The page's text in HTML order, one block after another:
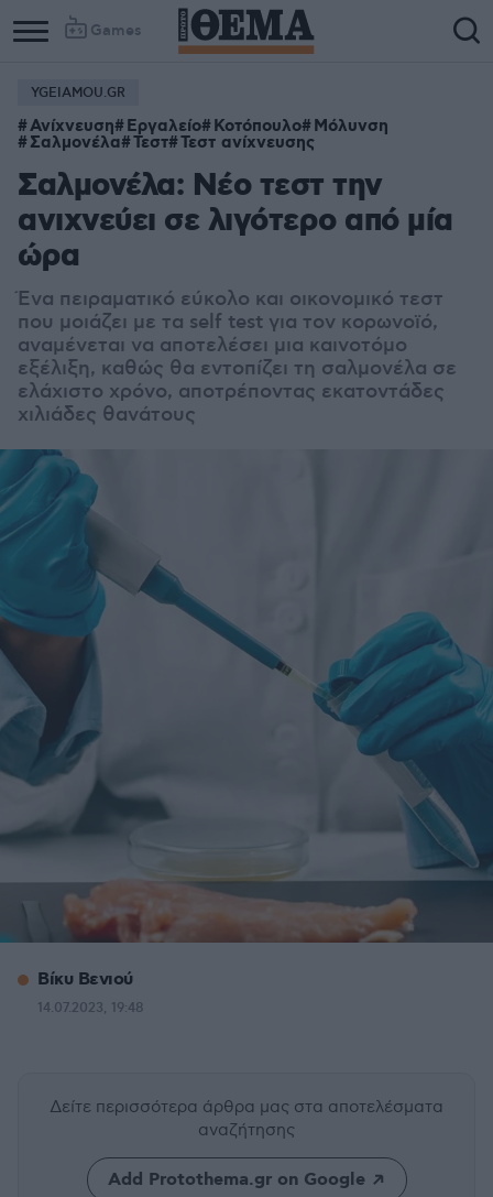
Games
YGEIAMOU.GR
Ανίχνευση Εργαλείο Κοτόπουλο Μόλυνση
Σαλμονέλα Τεστ Τεστ ανίχνευσης
Σαλμονέλα: Νέο τεστ την
ανιχνεύει σε λιγότερο από μία
ώρα
Ένα πειραματικό εύκολο και οικονομικό τεστ
που μοιάζει με τα self test για τον κορωνοϊό,
αναμένεται να αποτελέσει μια καινοτόμο
εξέλιξη, καθώς θα εντοπίζει τη σαλμονέλα σε
ελάχιστο χρόνο, αποτρέποντας εκατοντάδες
χιλιάδες θανάτους
Βίκυ Βενιού
14.07.2023, 19:48
Δείτε περισσότερα άρθρα μας στα αποτελέσματα
αναζήτησης
Add Protothema.gr on Google